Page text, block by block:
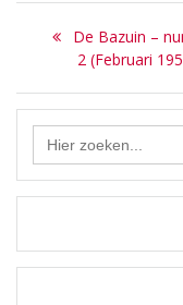
Bericht
navigatie
Previous
post:
De Bazuin –
2 (Februari